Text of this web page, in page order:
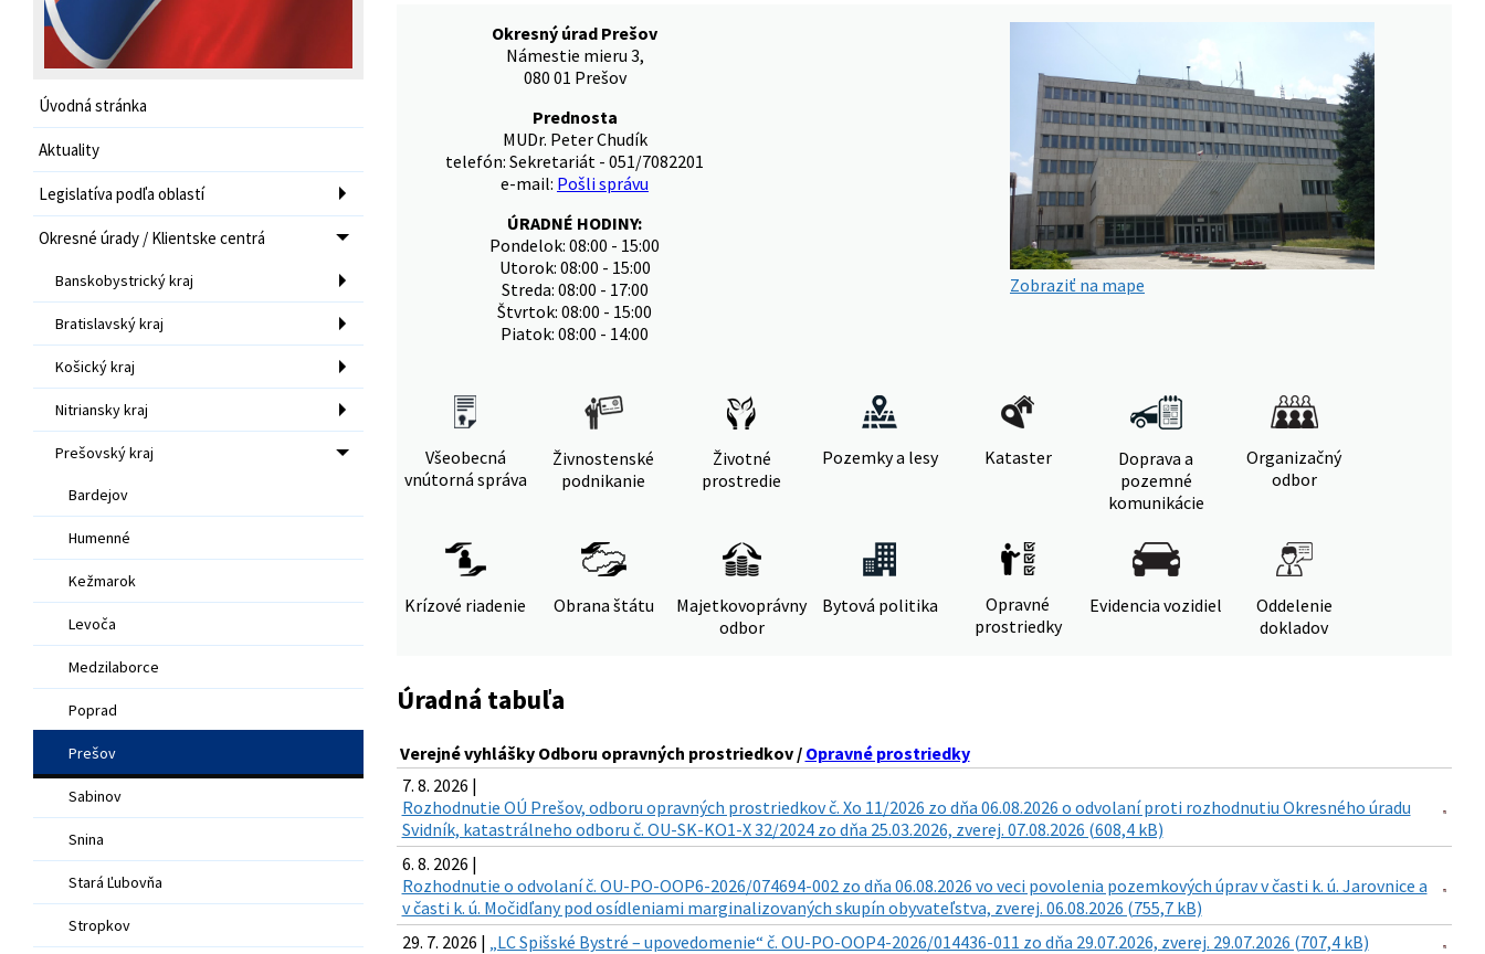
Úvodná stránka
Aktuality
Legislatíva podľa oblastí
Okresné úrady / Klientske centrá
Banskobystrický kraj
Bratislavský kraj
Košický kraj
Nitriansky kraj
Prešovský kraj
Bardejov
Humenné
Kežmarok
Levoča
Medzilaborce
Poprad
Prešov
Sabinov
Snina
Stará Ľubovňa
Stropkov
Okresný úrad Prešov
Námestie mieru 3,
080 01 Prešov
Prednosta
MUDr. Peter Chudík
telefón: Sekretariát - 051/7082201
e-mail: Pošli správu
ÚRADNÉ HODINY:
Pondelok: 08:00 - 15:00
Utorok: 08:00 - 15:00
Streda: 08:00 - 17:00
Štvrtok: 08:00 - 15:00
Piatok: 08:00 - 14:00
Zobraziť na mape
Všeobecná
vnútorná správa
Živnostenské
podnikanie
Životné
prostredie
Pozemky a lesy Kataster
Doprava a
pozemné
komunikácie
Organizačný
odbor
Krízové riadenie Obrana štátu
Majetkovoprávny
odbor
Bytová politika
Opravné
prostriedky
Evidencia vozidiel
Oddelenie
dokladov
Úradná tabuľa
Verejné vyhlášky Odboru opravných prostriedkov / Opravné prostriedky
7. 8. 2026 |
Rozhodnutie OÚ Prešov, odboru opravných prostriedkov č. Xo 11/2026 zo dňa 06.08.2026 o odvolaní proti rozhodnutiu Okresného úradu
Svidník, katastrálneho odboru č. OU-SK-KO1-X 32/2024 zo dňa 25.03.2026, zverej. 07.08.2026 (608,4 kB)
6. 8. 2026 |
Rozhodnutie o odvolaní č. OU-PO-OOP6-2026/074694-002 zo dňa 06.08.2026 vo veci povolenia pozemkových úprav v časti k. ú. Jarovnice a
v časti k. ú. Močidľany pod osídleniami marginalizovaných skupín obyvateľstva, zverej. 06.08.2026 (755,7 kB)
29. 7. 2026 | „LC Spišské Bystré – upovedomenie“ č. OU-PO-OOP4-2026/014436-011 zo dňa 29.07.2026, zverej. 29.07.2026 (707,4 kB)